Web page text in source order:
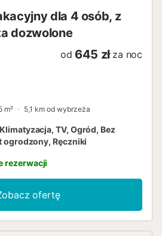
dla 4 osób, z
dozwolone
od 645 zł za noc
m² 5,1 km od wybrzeża
TV, Ogród, Bez
ogrodzony, Ręczniki
rezerwacji
ofertę